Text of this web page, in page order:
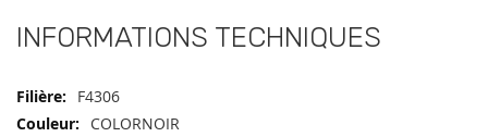
INFORMATIONS TECHNIQUES
Informations
techniques
F4306
COLORNOIR